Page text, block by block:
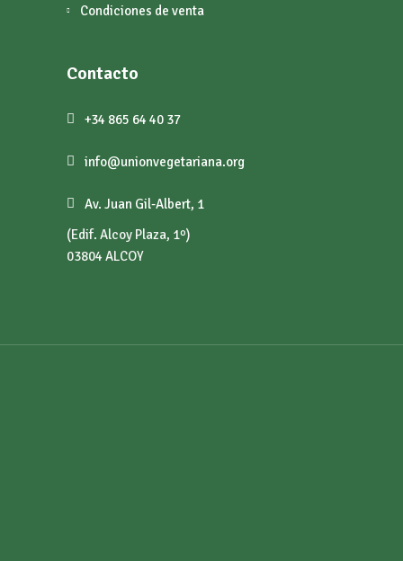
Condiciones de venta
Contacto
+34 865 64 40 37
info@unionvegetariana.org
Av. Juan Gil-Albert, 1
(Edif. Alcoy Plaza, 1º)
03804 ALCOY